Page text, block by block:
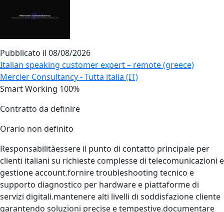
Pubblicato il 08/08/2026
Italian speaking customer expert – remote (greece)
Mercier Consultancy - Tutta italia (IT)
Smart Working 100%
Contratto da definire
Orario non definito
Responsabilitàessere il punto di contatto principale per
clienti italiani su richieste complesse di telecomunicazioni e
gestione account.fornire troubleshooting tecnico e
supporto diagnostico per hardware e piattaforme di
servizi digitali.mantenere alti livelli di soddisfazione cliente
garantendo soluzioni precise e tempestive.documentare